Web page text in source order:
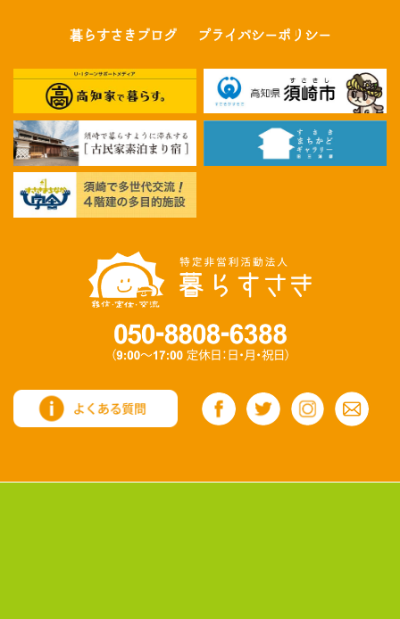
暮らすさきブログ プライバシーポリシー